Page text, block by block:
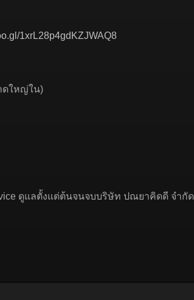
1xrL28p4gdKZJWAQ8
ดใหญ่ใน)
ดูแลตั้งแต่ต้นจนจบบริษัท ปณยาคิดดี จำกัด